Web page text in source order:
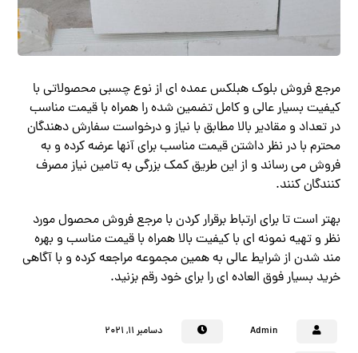
مرجع فروش بلوک هبلکس عمده ای از نوع چسبی محصولاتی با
کیفیت بسیار عالی و کامل تضمین شده را همراه با قیمت مناسب
در تعداد و مقادیر بالا مطابق با نیاز و درخواست سفارش دهندگان
محترم با در نظر داشتن قیمت مناسب برای آنها عرضه کرده و به
فروش می رساند و از این طریق کمک بزرگی به تامین نیاز مصرف‌
کنندگان کنند.
بهتر است تا برای ارتباط برقرار کردن با مرجع فروش محصول مورد
نظر و تهیه نمونه ای با کیفیت بالا همراه با قیمت مناسب و بهره
مند شدن از شرایط عالی به همین مجموعه مراجعه کرده و با آگاهی
خرید بسیار فوق ‌العاده ای را برای خود رقم بزنید.
Admin دسامبر ۱۱, ۲۰۲۱